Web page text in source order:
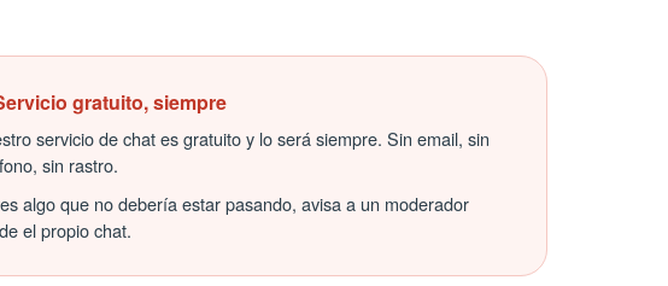
gratuito, siempre
servicio de chat es gratuito y lo será siempre. Sin email, sin
sin rastro.
algo que no debería estar pasando, avisa a un moderador
el propio chat.